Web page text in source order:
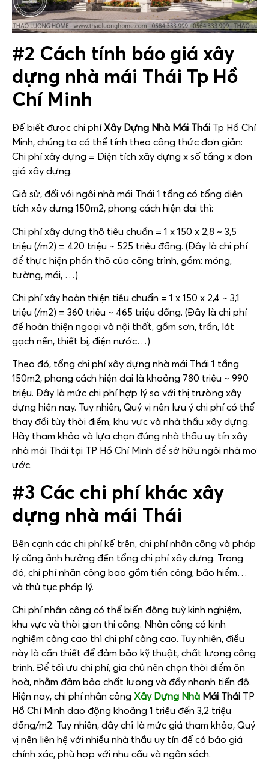
#2 Cách tính báo giá xây
dựng nhà mái Thái Tp Hồ
Chí Minh
Để biết được chi phíXây Dựng Nhà Mái Thái Tp Hồ Chí
Minh, chúng ta có thể tính theo công thức đơn giản:
Chi phí xây dựng = Diện tích xây dựng x số tầng x đơn
giá xây dựng.
Giả sử, đối với ngôi nhà mái Thái 1 tầng có tổng diện
tích xây dựng 150m2, phong cách hiện đại thì:
Chi phí xây dựng thô tiêu chuẩn = 1 x 150 x 2,8 ~ 3,5
triệu (/m2) = 420 triệu ~ 525 triệu đồng. (Đây là chi phí
để thực hiện phần thô của công trình, gồm: móng,
tường, mái, …)
Chi phí xây hoàn thiện tiêu chuẩn = 1 x 150 x 2,4 ~ 3,1
triệu (/m2) = 360 triệu ~ 465 triệu đồng. (Đây là chi phí
để hoàn thiện ngoại và nội thất, gồm sơn, trần, lát
gạch nền, thiết bị, điện nước…)
Theo đó, tổng chi phí xây dựng nhà mái Thái 1 tầng
150m2, phong cách hiện đại là khoảng 780 triệu ~ 990
triệu. Đây là mức chi phí hợp lý so với thị trường xây
dựng hiện nay. Tuy nhiên, Quý vị nên lưu ý chi phí có thể
thay đổi tùy thời điểm, khu vực và nhà thầu xây dựng.
Hãy tham khảo và lựa chọn đúng nhà thầu uy tín xây
nhà mái Thái tại TP Hồ Chí Minh để sở hữu ngôi nhà mơ
ước.
#3 Các chi phí khác xây
dựng nhà mái Thái
Bên cạnh các chi phí kể trên, chi phí nhân công và pháp
lý cũng ảnh hưởng đến tổng chi phí xây dựng. Trong
đó, chi phí nhân công bao gồm tiền công, bảo hiểm…
và thủ tục pháp lý.
Chi phí nhân công có thể biến động tuỳ kinh nghiệm,
khu vực và thời gian thi công. Nhân công có kinh
nghiệm càng cao thì chi phí càng cao. Tuy nhiên, điều
này là cần thiết để đảm bảo kỹ thuật, chất lượng công
trình. Để tối ưu chi phí, gia chủ nên chọn thời điểm ôn
hoà, nhằm đảm bảo chất lượng và đẩy nhanh tiến độ.
Hiện nay, chi phí nhân công Xây Dựng Nhà Mái Thái TP
Hồ Chí Minh dao động khoảng 1 triệu đến 3,2 triệu
đồng/m2. Tuy nhiên, đây chỉ là mức giá tham khảo, Quý
vị nên liên hệ với nhiều nhà thầu uy tín để có báo giá
chính xác, phù hợp với nhu cầu và ngân sách.